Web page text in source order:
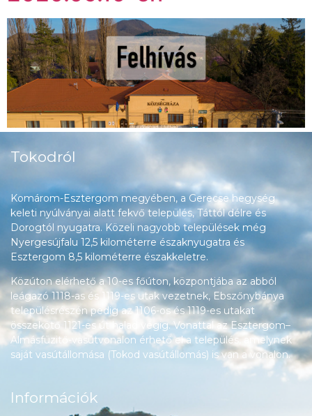
Tokodról
Komárom-Esztergom megyében, a Gerecse hegység
keleti nyúlványai alatt fekvő település, Táttól délre és
Dorogtól nyugatra. Közeli nagyobb települések még
Nyergesújfalu 12,5 kilométerre északnyugatra és
Esztergom 8,5 kilométerre északkeletre.
Közúton elérhető a 10-es főúton, központjába az abból
leágazó 1118-as és 1119-es utak vezetnek, Ebszőnybánya
településrészén pedig az 1106-os és 1119-es utakat
összekötő 1121-es út halad végig. Vonattal az Esztergom–
Almásfüzitő-vasútvonalon érhető el a település, amelynek
saját vasútállomása (Tokod vasútállomás) is van a vonalon.
Információk